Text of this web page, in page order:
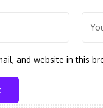
and website in this